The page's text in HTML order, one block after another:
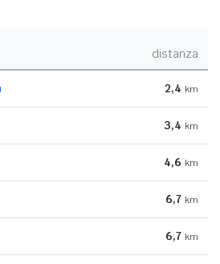
distanza
2,4 km
3,4 km
4,6 km
6,7 km
6,7 km